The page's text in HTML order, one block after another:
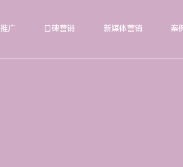
广 口碑营销 新媒体营销 案